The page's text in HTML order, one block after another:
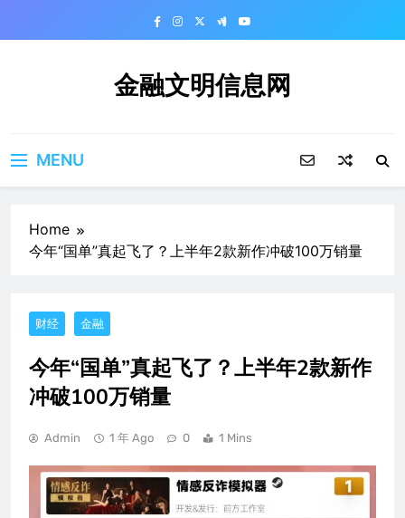
金融文明信息网
MENU
Home
今年“国单”真起飞了？上半年2款新作冲破100万销量
财经 金融
今年“国单”真起飞了？上半年2款新作
冲破100万销量
Admin 1 年 Ago 0 1 Mins